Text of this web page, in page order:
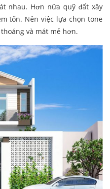
nhau. Hơn nữa quỹ đất xây
tốn. Nên việc lựa chọn tone
và mát mẻ hơn.